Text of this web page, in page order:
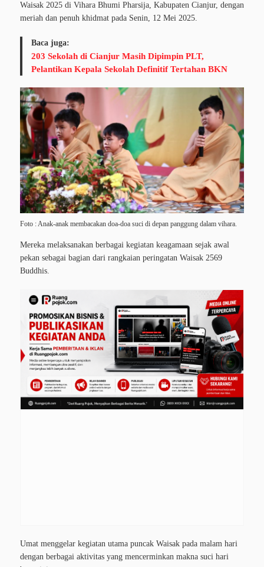
Waisak 2025 di Vihara Bhumi Pharsija, Kabupaten Cianjur, dengan
meriah dan penuh khidmat pada Senin, 12 Mei 2025.
Baca juga:
203 Sekolah di Cianjur Masih Dipimpin PLT,
Pelantikan Kepala Sekolah Definitif Tertahan BKN
Foto : Anak-anak membacakan doa-doa suci di depan panggung dalam vihara.
Mereka melaksanakan berbagai kegiatan keagamaan sejak awal
pekan sebagai bagian dari rangkaian peringatan Waisak 2569
Buddhis.
Umat menggelar kegiatan utama puncak Waisak pada malam hari
dengan berbagai aktivitas yang mencerminkan makna suci hari